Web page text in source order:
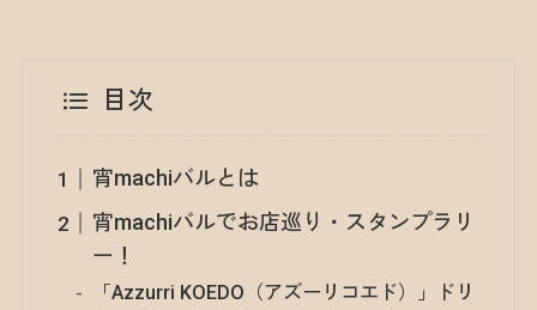
目次
宵machiバルとは
宵machiバルでお店巡り・スタンプラリ
ー！
「Azzurri KOEDO（アズーリコエド）」ドリ